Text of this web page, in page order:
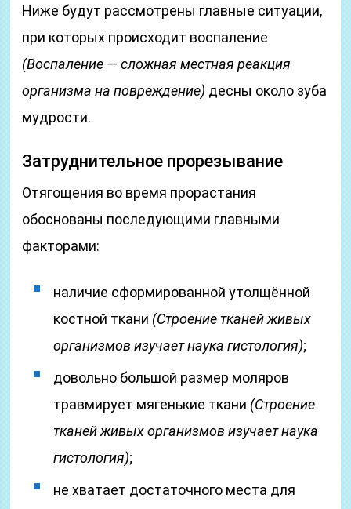
Ниже будут рассмотрены главные ситуации,
при которых происходит воспаление
(Воспаление — сложная местная реакция
организма на повреждение) десны около зуба
мудрости.
Затруднительное прорезывание
Отягощения во время прорастания
обоснованы последующими главными
факторами:
наличие сформированной утолщённой
костной ткани (Строение тканей живых
организмов изучает наука гистология);
довольно большой размер моляров
травмирует мягенькие ткани (Строение
тканей живых организмов изучает наука
гистология);
не хватает достаточного места для